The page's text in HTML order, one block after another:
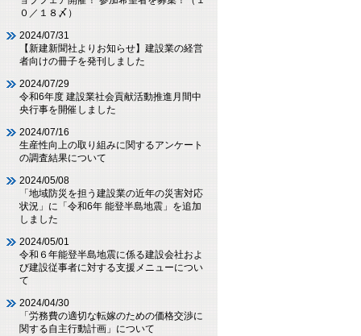
０／１８〆）
2024/07/31
【新建新聞社よりお知らせ】建設業の経営
者向けの冊子を発刊しました
2024/07/29
令和6年度 建設業社会貢献活動推進月間中
央行事を開催しました
2024/07/16
生産性向上の取り組みに関するアンケート
の調査結果について
2024/05/08
「地域防災を担う建設業の近年の災害対応
状況」に「令和6年 能登半島地震」を追加
しました
2024/05/01
令和６年能登半島地震に係る建設会社およ
び建設従事者に対する支援メニューについ
て
2024/04/30
「労務費の適切な転嫁のための価格交渉に
関する自主行動計画」について